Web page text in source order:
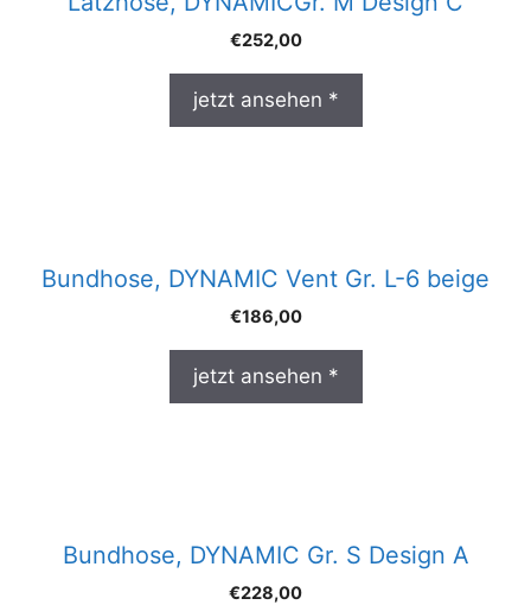
€252,00
jetzt ansehen *
Bundhose, DYNAMIC Vent Gr. L-6 beige
€186,00
jetzt ansehen *
Bundhose, DYNAMIC Gr. S Design A
€228,00